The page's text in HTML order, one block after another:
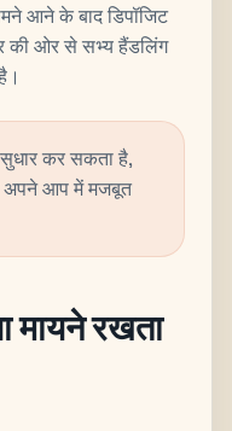
आने के बाद डिपॉजिट
की ओर से सभ्य हैंडलिंग
कर सकता है,
अपने आप में मजबूत
मायने रखता